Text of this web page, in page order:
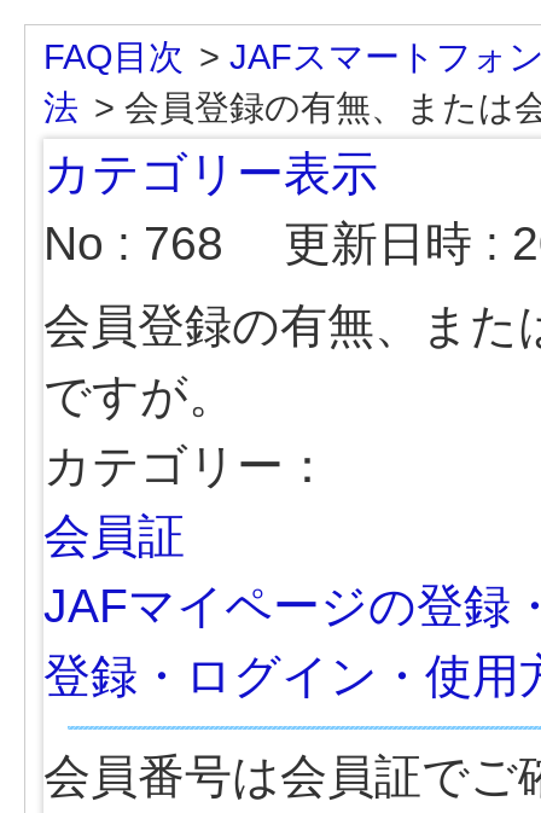
FAQ目次 > JAFスマートフォ
法 > 会員登録の有無、または
カテゴリー表示
No : 768
更新日時 :
会員登録の有無、ま
ですが。
カテゴリー：
会員証
JAFマイページの登録
登録・ログイン・使用
会員番号は会員証で